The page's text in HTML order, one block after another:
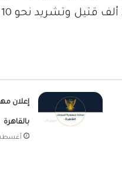
إعلان
بالقاهرة
أغسطس 6,